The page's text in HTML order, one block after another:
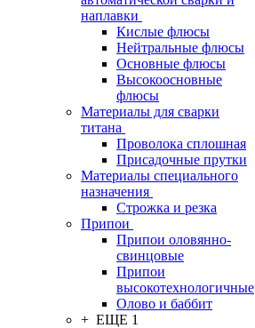
наплавки
Кислые флюсы
Нейтральные флюсы
Основные флюсы
Высокоосновные
флюсы
Материалы для сварки
титана
Проволока сплошная
Присадочные прутки
Материалы специального
назначения
Строжка и резка
Припои
Припои оловянно-
свинцовые
Припои
высокотехнологичные
Олово и баббит
+ ЕЩЕ 1